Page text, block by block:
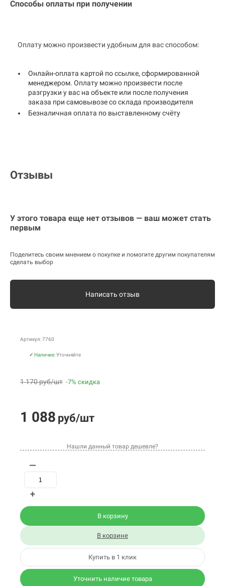
Способы оплаты при получении
Оплату можно произвести удобным для вас способом:
Онлайн-оплата картой по ссылке, сформированной
менеджером. Оплату можно произвести после
разгрузки у вас на объекте или после получения
заказа при самовывозе со склада производителя
Безналичная оплата по выставленному счёту
Отзывы
У этого товара еще нет отзывов — ваш может стать
первым
Поделитесь своим мнением о покупке и помогите другим покупателям
сделать выбор
Написать отзыв
Артикул: 7760
✓ Наличие:Уточняйте
1 170 руб/шт -7% скидка
1 088 руб/шт
Нашли данный товар дешевле?
—
+
В корзину
В корзине
Купить в 1 клик
Уточнить наличие товара